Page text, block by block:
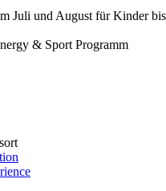
Juli und August für Kinder
& Sport Programm